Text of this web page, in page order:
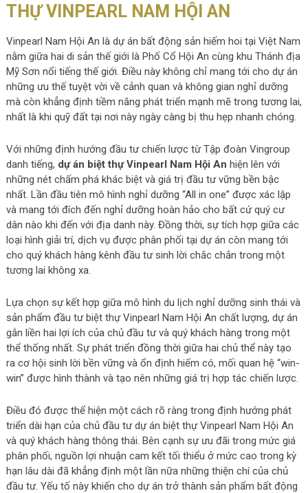
THỰ VINPEARL NAM HỘI AN
Vinpearl Nam Hội An là dự án bất động sản hiếm hoi tại Việt Nam
nằm giữa hai di sản thế giới là Phố Cổ Hội An cùng khu Thánh địa
Mỹ Sơn nổi tiếng thế giới. Điều này không chỉ mang tới cho dự án
những ưu thế tuyệt vời về cảnh quan và không gian nghỉ dưỡng
mà còn khẳng định tiềm năng phát triển mạnh mẽ trong tương lai,
nhất là khi quỹ đất tại nơi này ngày càng bị thu hẹp nhanh chóng.
Với những định hướng đầu tư chiến lược từ Tập đoàn Vingroup
danh tiếng, dự án biệt thự Vinpearl Nam Hội An hiện lên với
những nét chấm phá khác biệt và giá trị đầu tư vững bền bậc
nhất. Lần đầu tiên mô hình nghỉ dưỡng “All in one” được xác lập
và mang tới đích đến nghỉ dưỡng hoàn hảo cho bất cứ quý cư
dân nào khi đến với địa danh này. Đồng thời, sự tích hợp giữa các
loại hình giải trí, dịch vụ được phân phối tại dự án còn mang tới
cho quý khách hàng kênh đầu tư sinh lời chắc chắn trong một
tương lai không xa.
Lựa chọn sự kết hợp giữa mô hình du lịch nghỉ dưỡng sinh thái và
sản phẩm đầu tư biệt thự Vinpearl Nam Hội An chất lượng, dự án
gắn liền hai lợi ích của chủ đầu tư và quý khách hàng trong một
thể thống nhất. Sự phát triển đồng thời giữa hai chủ thể này tạo
ra cơ hội sinh lời bền vững và ổn định hiếm có, mối quan hệ “win-
win” được hình thành và tạo nên những giá trị hợp tác chiến lược.
Điều đó được thể hiện một cách rõ ràng trong định hướng phát
triển dài hạn của chủ đầu tư dự án biệt thự Vinpearl Nam Hội An
và quý khách hàng thông thái. Bên cạnh sự ưu đãi trong mức giá
phân phối, nguồn lợi nhuận cam kết tối thiểu ở mức cao trong kỳ
hạn lâu dài đã khẳng định một lần nữa những thiện chí của chủ
đầu tư. Yếu tố này khiến cho dự án trở thành sản phẩm bất động